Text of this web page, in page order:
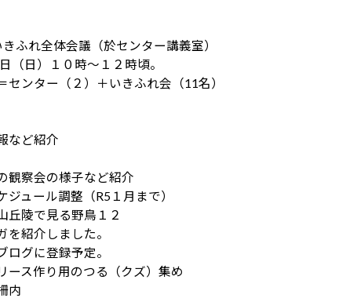
ふれ全体会議（於センター講義室）
（日）１０時～１２時頃。
ンター（２）＋いきふれ会（11名）
など紹介
観察会の様子など紹介
ュール調整（R5１月まで）
陵で見る野鳥１２
を紹介しました。
ログに登録予定。
ース作り用のつる（クズ）集め
内